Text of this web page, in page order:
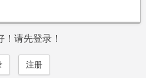
！请先登录！
注册